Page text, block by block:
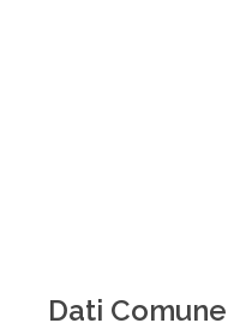
Dati Comune